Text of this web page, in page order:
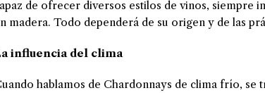
de ofrecer diversos estilos de vinos, siempre
madera. Todo dependerá de su origen y de las
influencia del clima
hablamos de Chardonnays de clima frío,